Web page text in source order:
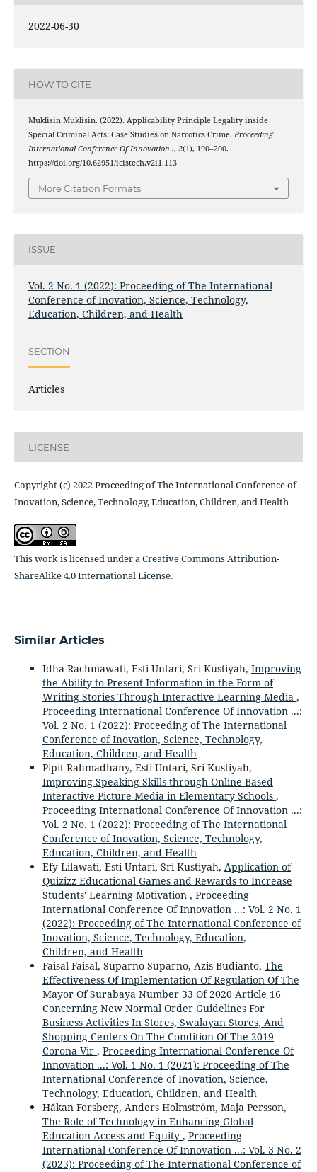
2022-06-30
HOW TO CITE
Muklisin Muklisin. (2022). Applicability Principle Legality inside
Special Criminal Acts: Case Studies on Narcotics Crime. Proceeding
International Conference Of Innovation ., 2(1), 190–200.
https://doi.org/10.62951/icistech.v2i1.113
More Citation Formats
ISSUE
Vol. 2 No. 1 (2022): Proceeding of The International
Conference of Inovation, Science, Technology,
Education, Children, and Health
SECTION
Articles
LICENSE
Copyright (c) 2022 Proceeding of The International Conference of
Inovation, Science, Technology, Education, Children, and Health
This work is licensed under aCreative Commons Attribution-
ShareAlike 4.0 International License.
Similar Articles
Idha Rachmawati, Esti Untari, Sri Kustiyah, Improving
the Ability to Present Information in the Form of
Writing Stories Through Interactive Learning Media ,
Proceeding International Conference Of Innovation ...:
Vol. 2 No. 1 (2022): Proceeding of The International
Conference of Inovation, Science, Technology,
Education, Children, and Health
Pipit Rahmadhany, Esti Untari, Sri Kustiyah,
Improving Speaking Skills through Online-Based
Interactive Picture Media in Elementary Schools ,
Proceeding International Conference Of Innovation ...:
Vol. 2 No. 1 (2022): Proceeding of The International
Conference of Inovation, Science, Technology,
Education, Children, and Health
Efy Lilawati, Esti Untari, Sri Kustiyah, Application of
Quizizz Educational Games and Rewards to Increase
Students' Learning Motivation , Proceeding
International Conference Of Innovation ...: Vol. 2 No. 1
(2022): Proceeding of The International Conference of
Inovation, Science, Technology, Education,
Children, and Health
Faisal Faisal, Suparno Suparno, Azis Budianto, The
Effectiveness Of Implementation Of Regulation Of The
Mayor Of Surabaya Number 33 Of 2020 Article 16
Concerning New Normal Order Guidelines For
Business Activities In Stores, Swalayan Stores, And
Shopping Centers On The Condition Of The 2019
Corona Vir , Proceeding International Conference Of
Innovation ...: Vol. 1 No. 1 (2021): Proceeding of The
International Conference of Inovation, Science,
Technology, Education, Children, and Health
Håkan Forsberg, Anders Holmström, Maja Persson,
The Role of Technology in Enhancing Global
Education Access and Equity , Proceeding
International Conference Of Innovation ...: Vol. 3 No. 2
(2023): Proceeding of The International Conference of